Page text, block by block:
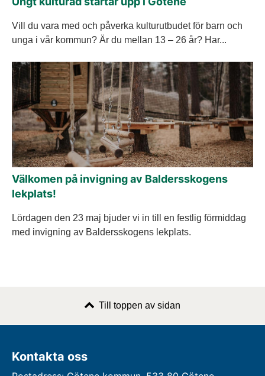
Vill du vara med och påverka kulturutbudet för barn och
unga i vår kommun? Är du mellan 13 – 26 år? Har...
Välkomen på invigning av Baldersskogens
lekplats!
Lördagen den 23 maj bjuder vi in till en festlig förmiddag
med invigning av Baldersskogens lekplats.
Till toppen av sidan
Kontakta oss